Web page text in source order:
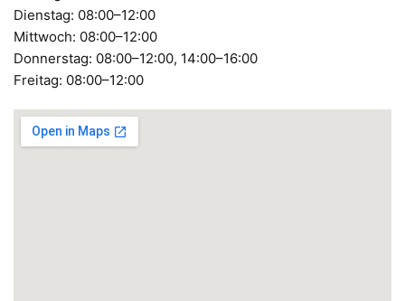
Dienstag: 08:00–12:00
Mittwoch: 08:00–12:00
Donnerstag: 08:00–12:00, 14:00–16:00
Freitag: 08:00–12:00